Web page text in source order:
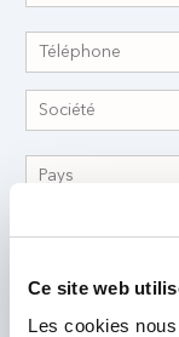
Ce site web
Les cookies